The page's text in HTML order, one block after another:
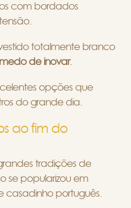
com bordados
totalmente branco
de inovar.
opções que
do grande dia.
ao fim do
tradições de
se popularizou em
português.